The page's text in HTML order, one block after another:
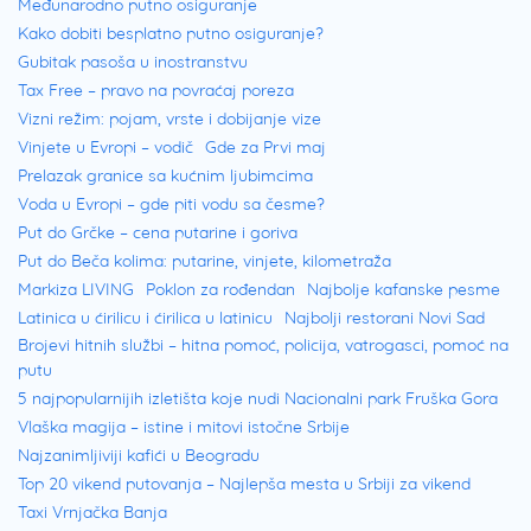
Luka Viktorija je najveća luka u Kini
po veličini u svetu. Luka se nalazi između
ostrva Hong Kong i poluostrva Kaulun. Naziv
je dobila po kraljici Viktoriji za vreme čije
vladavine je Britanija osvojila Hong Kong.
Wong Tai Sinje najpoznatiji hram u Hong
Kongu u kojem se turisti mogu upoznati sa
starom i drevnom kineskom civilizacijom.
Hram postoji od 1921. godine i u duhu je
taoizma. Hram je posvećen monahu koji je
kažnjavao zle, lečio bolesne i vaskrsavao
mrtve. Pored ovog hrama, poznati su još i
Man Mo Temple i Po Lin Monastery
Ono što svakako ne smete propustiti da vidite
Međunarodno putno osiguranje
Kako dobiti besplatno putno osiguranje?
Gubitak pasoša u inostranstvu
Tax Free – pravo na povraćaj poreza
Vizni režim: pojam, vrste i dobijanje vize
Vinjete u Evropi – vodič Gde za Prvi maj
Prelazak granice sa kućnim ljubimcima
Voda u Evropi – gde piti vodu sa česme?
Put do Grčke – cena putarine i goriva
Put do Beča kolima: putarine, vinjete, kilometraža
Markiza LIVING
Poklon za rođendan
Najbolje kafanske pesme
Latinica u ćirilicu i ćirilica u latinicu
Najbolji restorani Novi Sad
Brojevi hitnih službi – hitna pomoć, policija, vatrogasci, pomoć na
putu
5 najpopularnijih izletišta koje nudi Nacionalni park Fruška Gora
Vlaška magija – istine i mitovi istočne Srbije
Najzanimljiviji kafići u Beogradu
Top 20 vikend putovanja – Najlepša mesta u Srbiji za vikend
Taxi Vrnjačka Banja